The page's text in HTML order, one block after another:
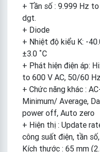
+ Tần số : 9.999 Hz
dgt.
+ Diode
+ Nhiệt độ kiểu K: -
±3.0 ˚C
+ Phát hiện điện áp:
to 600 V AC, 50/60 Hz
+ Chức năng khác :
Minimum/ Average,
power off, Auto zero
+ Hiện thị : Update
công suất điện, tần
Kích thước : 65 mm